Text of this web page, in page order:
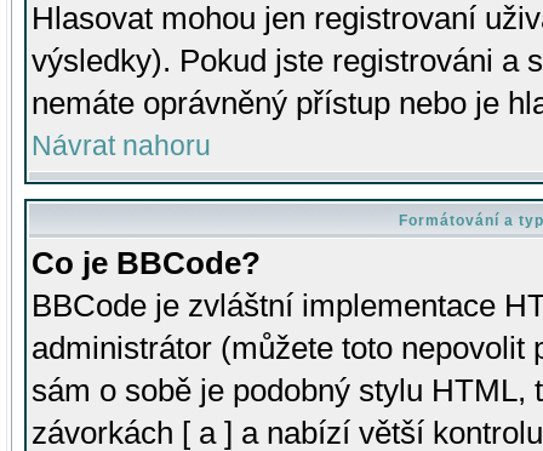
Hlasovat mohou jen registrovaní
výsledky). Pokud jste registrováni a
nemáte oprávněný přístup nebo je
Návrat nahoru
Formátování a
Co je BBCode?
BBCode je zvláštní implementace
administrátor (můžete toto
sám o sobě je podobný stylu HTML,
závorkách [ a ] a nabízí větší